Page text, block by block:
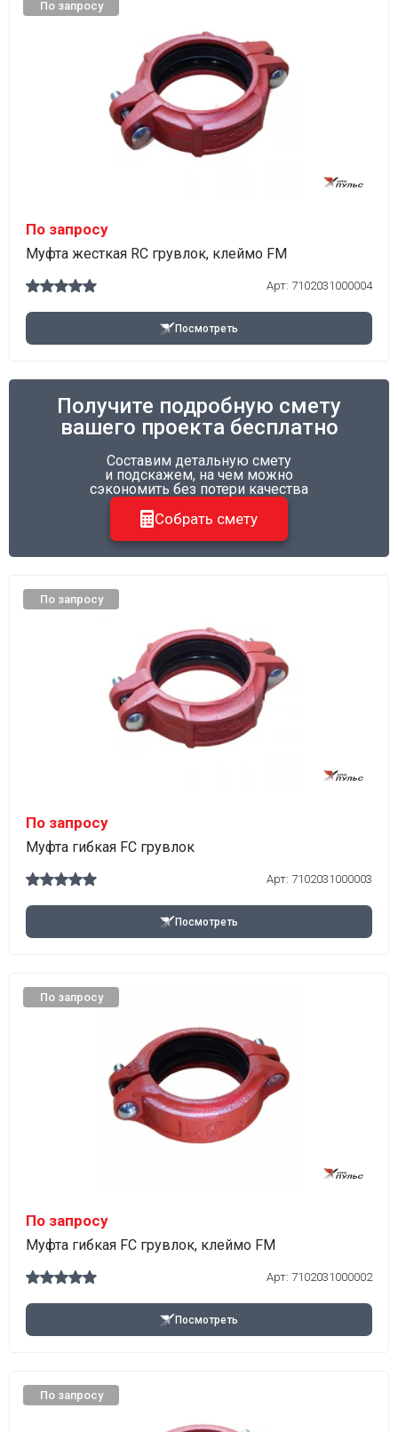
По запросу
По запросу
Муфта жесткая RC грувлок, клеймо FM
Арт: 7102031000004
Посмотреть
Получите подробную смету
вашего проекта бесплатно
Составим детальную смету
и подскажем, на чем можно
сэкономить без потери качества
Собрать смету
По запросу
По запросу
Муфта гибкая FC грувлок
Арт: 7102031000003
Посмотреть
По запросу
По запросу
Муфта гибкая FC грувлок, клеймо FM
Арт: 7102031000002
Посмотреть
По запросу